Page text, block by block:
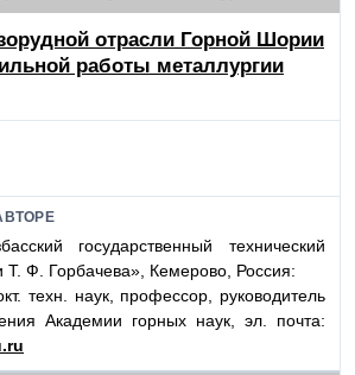
отрасли Горной Шории
работы металлургии
государственный технический
Т. Ф. Горбачева», Кемерово, Россия:
техн. наук, профессор, руководитель
Академии горных наук, эл. почта: